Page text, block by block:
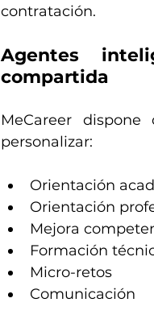
contratación.
Agentes
compartida
MeCareer
personalizar:
Orientación
Orientación
Mejora
Formación
Micro-retos
Comunicación